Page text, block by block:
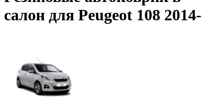
салон для Peugeot 108 2014-